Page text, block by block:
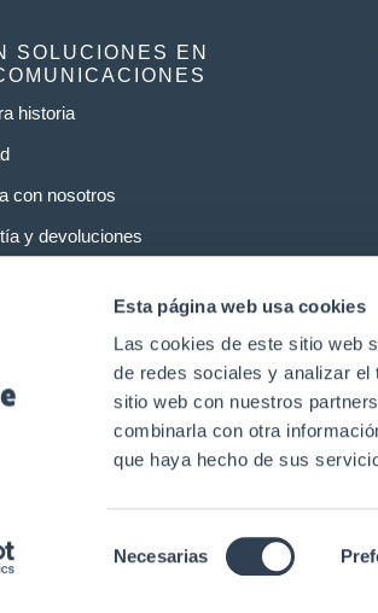
Esta página web usa cookies
Las cookies de este sitio web
de redes sociales y analizar
sitio web con nuestros
combinarla con otra
que haya hecho de sus
de
Necesarias
SOLUCIONES EN
historia
con nosotros
y devoluciones
Gtlan Soluciones en Telecomunicaciones Todos los